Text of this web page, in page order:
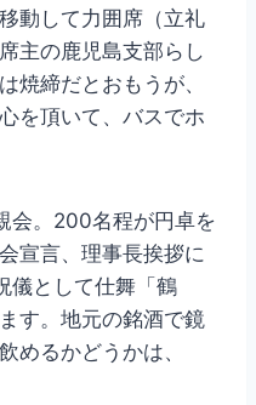
動して力囲席（立礼
主の鹿児島支部らし
焼締だとおもうが、
を頂いて、バスでホ
会。200名程が円卓を
宣言、理事長挨拶に
儀として仕舞「鶴
す。地元の銘酒で鏡
めるかどうかは、